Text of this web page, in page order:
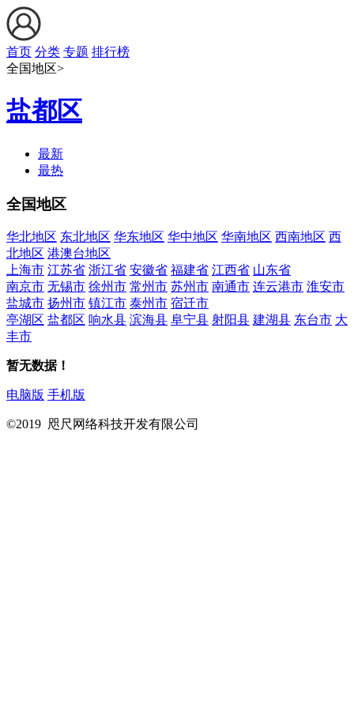
首页 分类 专题 排行榜
全国地区>
盐都区
最新
最热
全国地区
华北地区 东北地区 华东地区 华中地区 华南地区 西南地区 西
北地区 港澳台地区
上海市 江苏省 浙江省 安徽省 福建省 江西省 山东省
南京市 无锡市 徐州市 常州市 苏州市 南通市 连云港市 淮安市
盐城市 扬州市 镇江市 泰州市 宿迁市
亭湖区 盐都区 响水县 滨海县 阜宁县 射阳县 建湖县 东台市 大
丰市
暂无数据！
电脑版 手机版
©2019 咫尺网络科技开发有限公司